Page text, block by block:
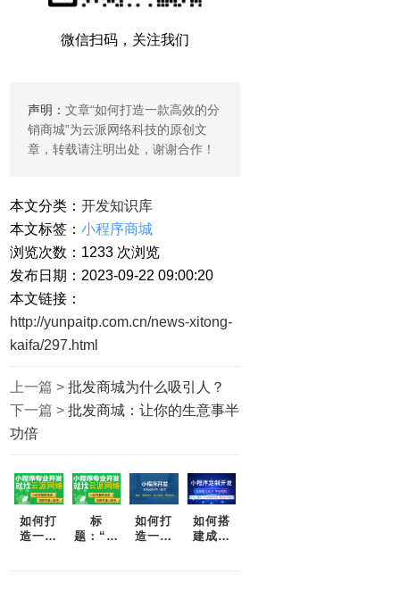
微信扫码，关注我们
声明：文章“如何打造一款高效的分
销商城”为云派网络科技的原创文
章，转载请注明出处，谢谢合作！
本文分类：开发知识库
本文标签：小程序商城
浏览次数： 1233 次浏览
发布日期：2023-09-22 09:00:20
本文链接：
http://yunpaitp.com.cn/news-xitong-
kaifa/297.html
上一篇 > 批发商城为什么吸引人？
下一篇 > 批发商城：让你的生意事半
功倍
如何打
造一个
标
题：“实
如何打
造一款
如何搭
建成功